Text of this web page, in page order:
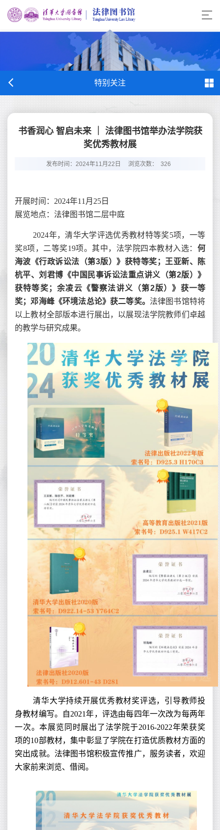
特别关注
书香润心 智启未来 ｜ 法律图书馆举办法学院获
奖优秀教材展
发布时间：2024年11月22日 浏览次数： 326
开展时间：2024年11月25日
展览地点：法律图书馆二层中庭
2024年，清华大学评选优秀教材特等奖5项，一等
奖8项，二等奖19项。其中，法学院四本教材入选： 何
海波《行政诉讼法（第3版）》获特等奖；王亚新、陈
杭平、刘君博《中国民事诉讼法重点讲义（第2版）》
获特等奖；余凌云《警察法讲义（第2版）》获一等
奖；邓海峰《环境法总论》获二等奖。 法律图书馆特将
以上教材全部版本进行展出，以展现法学院教师们卓越
的教学与研究成果。
清华大学持续开展优秀教材奖评选，引导教师投
身教材编写。自2021年，评选由每四年一次改为每两年
一次。本展览同时展出了法学院于2016-2022年荣获奖
项的10部教材，集中彰显了学院在打造优质教材方面的
突出成就。法律图书馆积极宣传推广，服务读者，欢迎
大家前来浏览、借阅。